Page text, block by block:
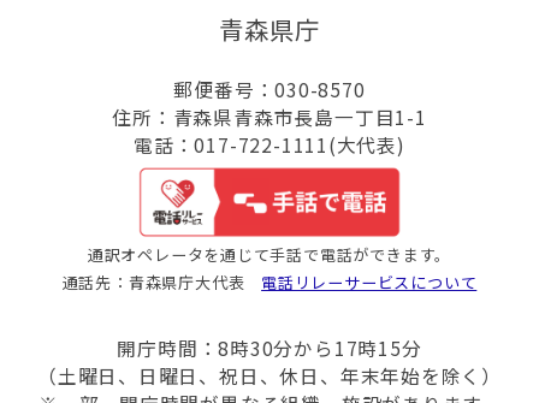
青森県庁
郵便番号：030-8570
住所：青森県青森市長島一丁目1-1
電話：017-722-1111(大代表)
通訳オペレータを通じて手話で電話ができます。
通話先：青森県庁大代表 電話リレーサービスについて
開庁時間：8時30分から17時15分
（土曜日、日曜日、祝日、休日、年末年始を除く）